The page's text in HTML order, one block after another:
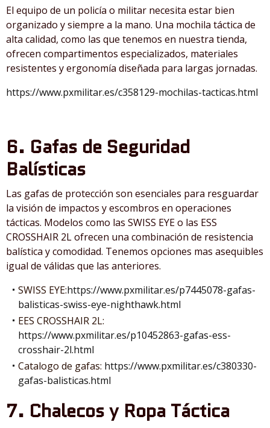
El equipo de un policía o militar necesita estar bien
organizado y siempre a la mano. Una mochila táctica de
alta calidad, como las que tenemos en nuestra tienda,
ofrecen compartimentos especializados, materiales
resistentes y ergonomía diseñada para largas jornadas.
https://www.pxmilitar.es/c358129-mochilas-tacticas.html
6. Gafas de Seguridad
Balísticas
Las gafas de protección son esenciales para resguardar
la visión de impactos y escombros en operaciones
tácticas. Modelos como las SWISS EYE o las ESS
CROSSHAIR 2L ofrecen una combinación de resistencia
balística y comodidad. Tenemos opciones mas asequibles
igual de válidas que las anteriores.
SWISS EYE:https://www.pxmilitar.es/p7445078-gafas-
balisticas-swiss-eye-nighthawk.html
EES CROSSHAIR 2L:
https://www.pxmilitar.es/p10452863-gafas-ess-
crosshair-2l.html
Catalogo de gafas: https://www.pxmilitar.es/c380330-
gafas-balisticas.html
7. Chalecos y Ropa Táctica